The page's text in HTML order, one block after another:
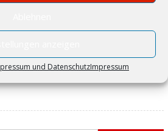
und DatenschutzImpressum